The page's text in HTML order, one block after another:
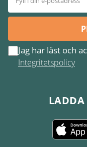
Jag har läst och
Integritetspolicy